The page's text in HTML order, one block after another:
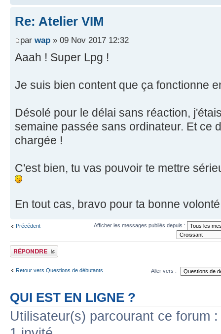
Re: Atelier VIM
par wap » 09 Nov 2017 12:32
Aaah ! Super Lpg !
Je suis bien content que ça fonctionne
Désolé pour le délai sans réaction,
semaine passée sans ordinateur. Et ce
chargée !
C'est bien, tu vas pouvoir te mettre
En tout cas, bravo pour ta bonne
Précédent Afficher les messages publiés depuis :
Publier une réponse
Retour vers Questions de débutants Aller vers :
QUI EST EN LIGNE ?
Utilisateur(s) parcourant ce forum